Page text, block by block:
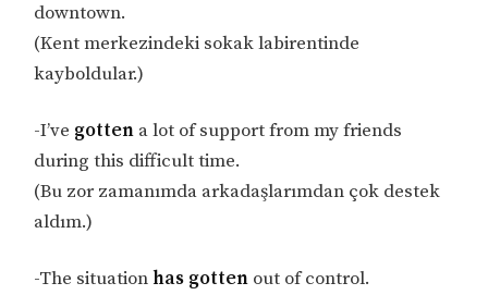
downtown.
(Kent merkezindeki sokak labirentinde
kayboldular.)
-I’ve gotten a lot of support from my friends
during this difficult time.
(Bu zor zamanımda arkadaşlarımdan çok destek
aldım.)
-The situationhas gotten out of control.